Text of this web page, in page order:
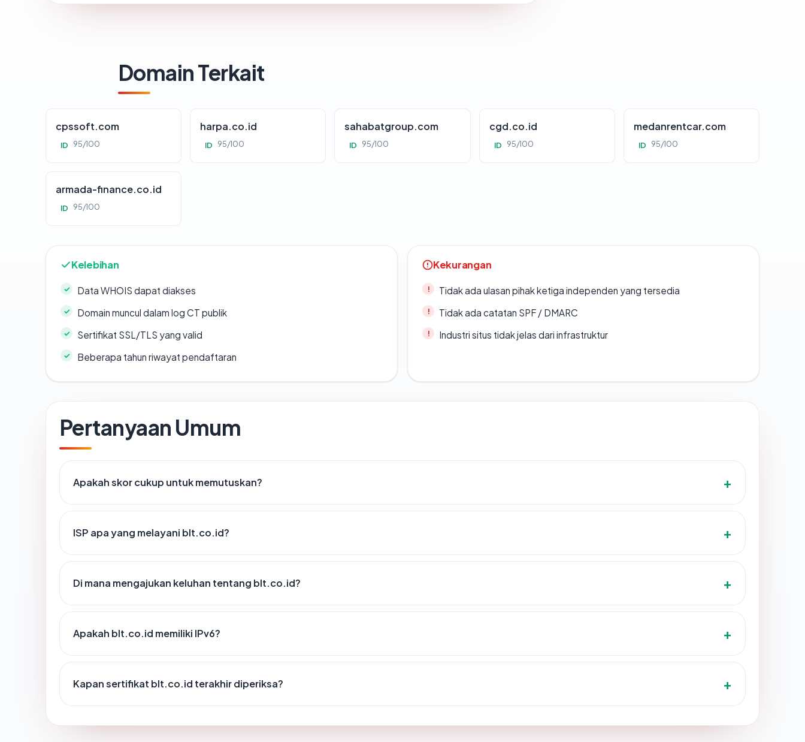
Domain Terkait
cpssoft.com
ID 95/100
harpa.co.id
ID 95/100
sahabatgroup.com
ID 95/100
cgd.co.id
ID 95/100
medanrentcar.com
ID 95/100
armada-finance.co.id
ID 95/100
Kelebihan
Data WHOIS dapat diakses
Domain muncul dalam log CT publik
Sertifikat SSL/TLS yang valid
Beberapa tahun riwayat pendaftaran
Kekurangan
Tidak ada ulasan pihak ketiga independen yang tersedia
Tidak ada catatan SPF / DMARC
Industri situs tidak jelas dari infrastruktur
Pertanyaan Umum
Apakah skor cukup untuk memutuskan?
ISP apa yang melayani blt.co.id?
Di mana mengajukan keluhan tentang blt.co.id?
Apakah blt.co.id memiliki IPv6?
Kapan sertifikat blt.co.id terakhir diperiksa?